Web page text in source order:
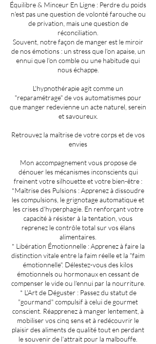
Équilibre & Minceur En Ligne : Perdre du poids
n'est pas une question de volonté farouche ou
de privation, mais une question de
réconciliation.
Souvent, notre façon de manger est le miroir
de nos émotions : un stress que l'on apaise, un
ennui que l'on comble ou une habitude qui
nous échappe.
L'hypnothérapie agit comme un
"reparamétrage" de vos automatismes pour
que manger redevienne un acte naturel, serein
et savoureux.
Retrouvez la maîtrise de votre corps et de vos
envies
Mon accompagnement vous propose de
dénouer les mécanismes inconscients qui
freinent votre silhouette et votre bien-être :
*Maîtrise des Pulsions : Apprenez à dissoudre
les compulsions, le grignotage automatique et
les crises d'hyperphagie. En renforçant votre
capacité à résister à la tentation, vous
reprenez le contrôle total sur vos élans
alimentaires.
* Libération Émotionnelle : Apprenez à faire la
distinction vitale entre la faim réelle et la "faim
émotionnelle". Délestez-vous des kilos
émotionnels ou hormonaux en cessant de
compenser le vide ou l'ennui par la nourriture.
* L'Art de Déguster : Passez du statut de
"gourmand" compulsif à celui de gourmet
conscient. Réapprenez à manger lentement, à
mobiliser vos cinq sens et à redécouvrir le
plaisir des aliments de qualité tout en perdant
le souvenir de l'attrait pour la malbouffe.